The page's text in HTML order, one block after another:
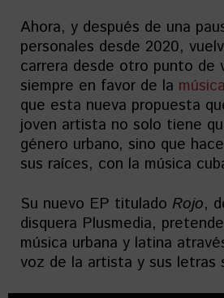
Ahora, y después de una
personales desde 2020,
carrera desde otro punto de
siempre en favor de la música
que esta nueva propuesta
joven artista no solo tiene
género urbano, sino que
sus raíces, con la música
Su nuevo EP titulado Rojo,
disquera Plusmedia,
música urbana y latina
voz de la artista y sus letras